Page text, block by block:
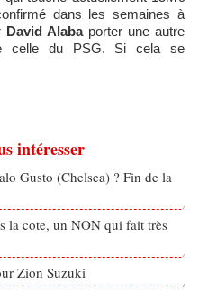
dans les semaines à
David Alabaporter une autre
celle du PSG. Si cela se
intéresser
Gusto (Chelsea) ? Fin de la
la cote, un NON qui fait très
Zion Suzuki